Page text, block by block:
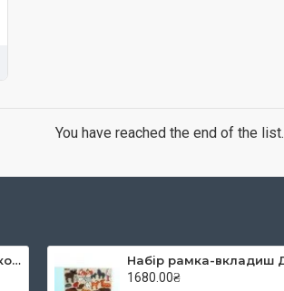
You have reached the end of the list.
Кубики Коса дерев'яні в коробці
1680.00₴